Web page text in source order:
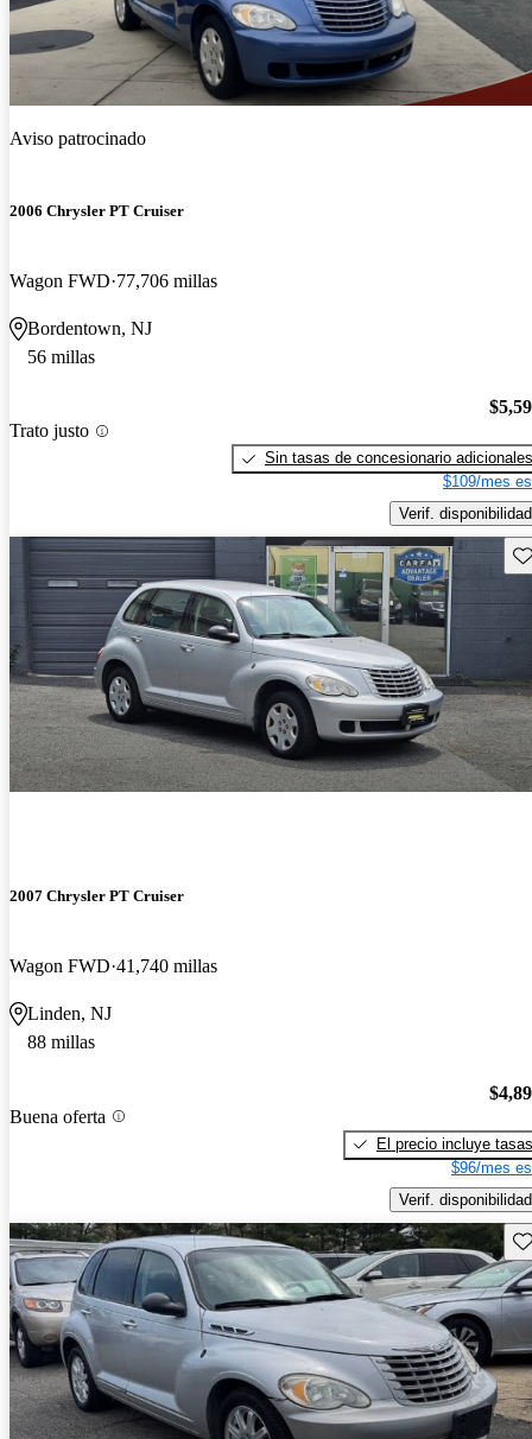
Aviso patrocinado
2006 Chrysler PT Cruiser
Wagon FWD 77,706 millas
Bordentown, NJ
56 millas
Trato justo
Sin tasas de concesionario adicionales
$109/mes
Verif. disponibilidad
2007 Chrysler PT Cruiser
Wagon FWD 41,740 millas
Linden, NJ
88 millas
Buena oferta
El precio incluye tasas
$96/mes
Verif. disponibilidad